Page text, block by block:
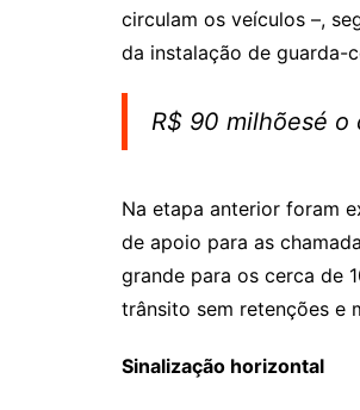
circulam os veículos –,
da instalação de guarda-
R$ 90 milhõesé o
Na etapa anterior foram
de apoio para as
grande para os cerca de
trânsito sem retenções e
Sinalização horizontal